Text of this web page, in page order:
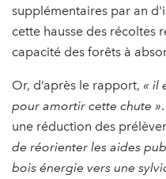
supplémentaires par an
cette hausse des récoltes
capacité des forêts à
Or, d’après le rapport, « il
pour amortir cette chute »
une réduction des
de réorienter les aides
bois énergie vers une